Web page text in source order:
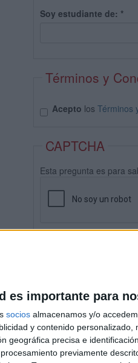
es importante para
socios almacenamos y/o
y contenido
geográfica precisa e
previamente
Soy estudiante de: *
Términos y
Acepto los Términos
CAPTCHA
Esta pregunta es para